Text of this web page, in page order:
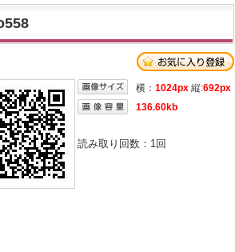
横： 1024px 縦:692px
136.60kb
読み取り回数： 1回